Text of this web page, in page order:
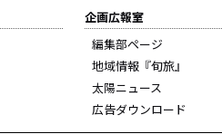
企画広報室
編集部ページ
地域情報『旬旅』
太陽ニュース
広告ダウンロード